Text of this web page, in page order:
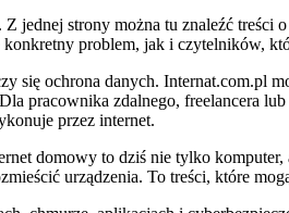
strony można tu znaleźć treści
problem, jak i czytelników,
się ochrona danych.
pracownika zdalnego, freelancera
przez internet.
domowy to dziś nie tylko
urządzenia. To treści, które